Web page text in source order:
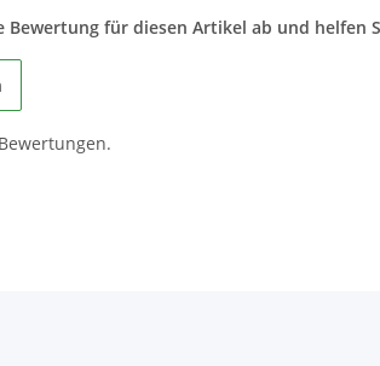
Bewertung für diesen Artikel ab und helfen